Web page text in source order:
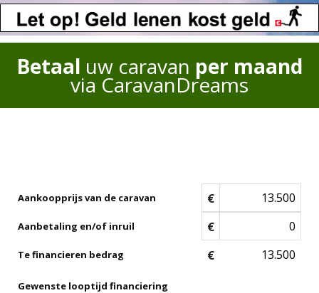
Betaal uw caravan per maand
via CaravanDreams
Aankoopprijs van de caravan €
Aanbetaling en/of inruil €
Te financieren bedrag €
Gewenste looptijd financiering